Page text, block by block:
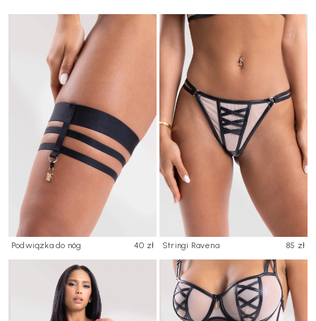
Podwiązka do nóg 40 zł Stringi Ravena 85 zł